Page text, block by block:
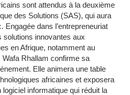
sont attendus à la deuxième
des Solutions (SAS), qui aura
Engagée dans l’entrepreneuriat
solutions innovantes aux
en Afrique, notamment au
Wafa Rhallam confirme sa
Elle animera une table
africaines et exposera
informatique qui réduit la